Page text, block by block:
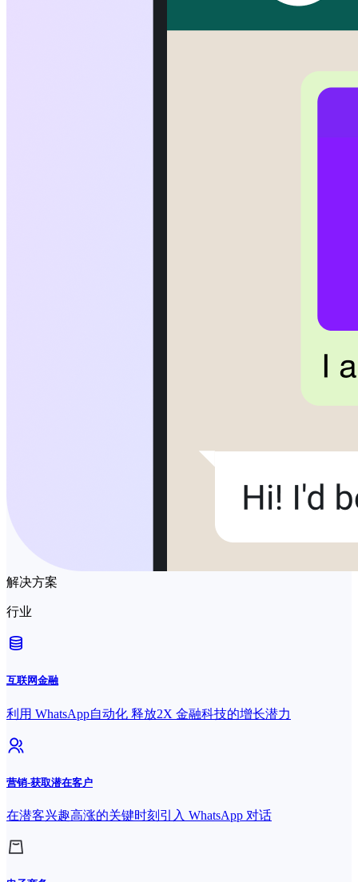
解决方案
行业
互联网金融
利用 WhatsApp自动化 释放2X 金融科技的增长潜力
营销-获取潜在客户
在潜客兴趣高涨的关键时刻引入 WhatsApp 对话